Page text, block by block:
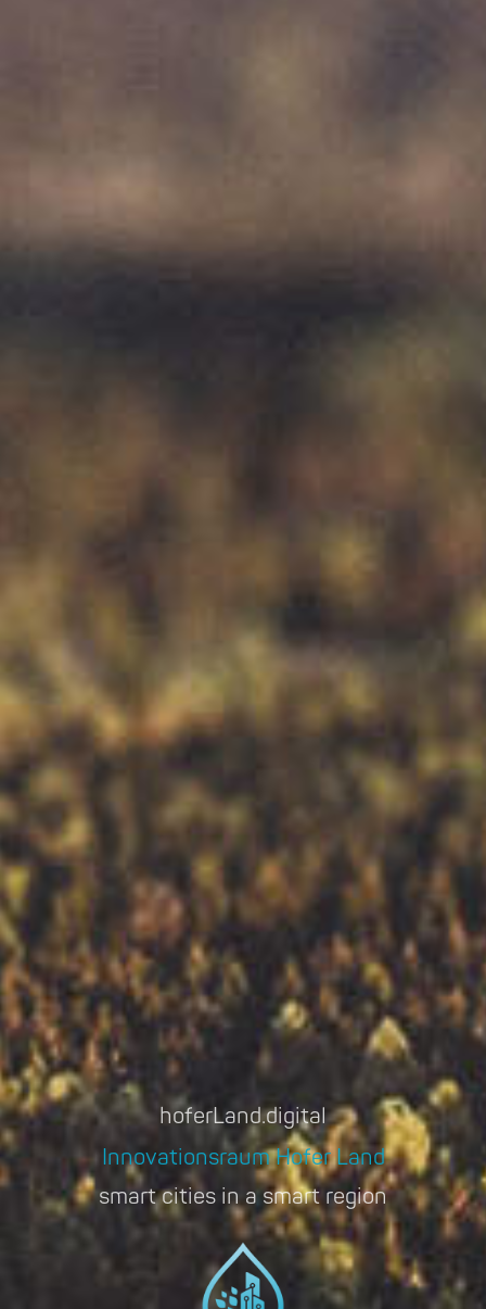
hoferLand.digital
Innovationsraum Hofer Land
smart cities in a smart region